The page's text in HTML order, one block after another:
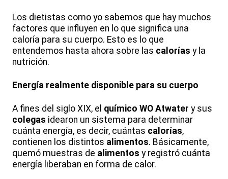
Los dietistas como yo sabemos que hay muchos
factores que influyen en lo que significa una
caloría para su cuerpo. Esto es lo que
entendemos hasta ahora sobre las calorías y la
nutrición.
Energía realmente disponible para su cuerpo
A fines del siglo XIX, el químico WO Atwater y sus
colegas idearon un sistema para determinar
cuánta energía, es decir, cuántas calorías,
contienen los distintos alimentos. Básicamente,
quemó muestras de alimentos y registró cuánta
energía liberaban en forma de calor.